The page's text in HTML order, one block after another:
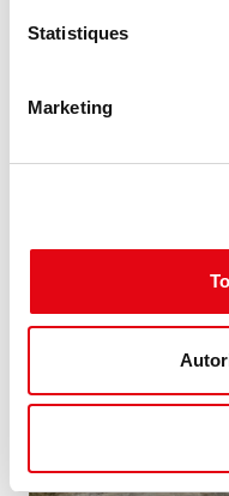
Statistiques
Marketing